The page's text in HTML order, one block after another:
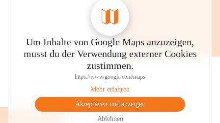
Um Inhalte von Google Maps anzuzeigen,
musst du der Verwendung externer Cookies
zustimmen.
https://www.google.com/maps
Mehr erfahren
Akzeptieren und anzeigen
Ablehnen